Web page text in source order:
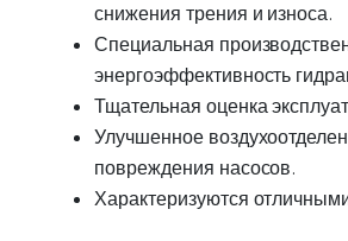
снижения трения и износа.
Специальная
энергоэффективность
Тщательная оценка
Улучшенное
повреждения насосов.
Характеризуются